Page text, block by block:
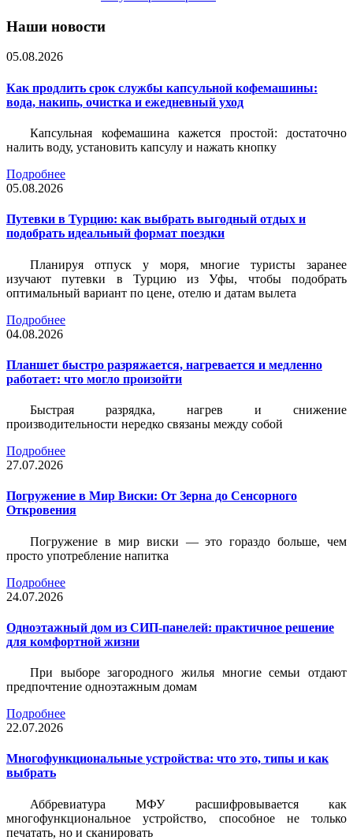
Наши новости
05.08.2026
Как продлить срок службы капсульной кофемашины:
вода, накипь, очистка и ежедневный уход
Капсульная кофемашина кажется простой: достаточно
налить воду, установить капсулу и нажать кнопку
Подробнее
05.08.2026
Путевки в Турцию: как выбрать выгодный отдых и
подобрать идеальный формат поездки
Планируя отпуск у моря, многие туристы заранее
изучают путевки в Турцию из Уфы, чтобы подобрать
оптимальный вариант по цене, отелю и датам вылета
Подробнее
04.08.2026
Планшет быстро разряжается, нагревается и медленно
работает: что могло произойти
Быстрая разрядка, нагрев и снижение
производительности нередко связаны между собой
Подробнее
27.07.2026
Погружение в Мир Виски: От Зерна до Сенсорного
Откровения
Погружение в мир виски — это гораздо больше, чем
просто употребление напитка
Подробнее
24.07.2026
Одноэтажный дом из СИП-панелей: практичное решение
для комфортной жизни
При выборе загородного жилья многие семьи отдают
предпочтение одноэтажным домам
Подробнее
22.07.2026
Многофункциональные устройства: что это, типы и как
выбрать
Аббревиатура МФУ расшифровывается как
многофункциональное устройство, способное не только
печатать, но и сканировать